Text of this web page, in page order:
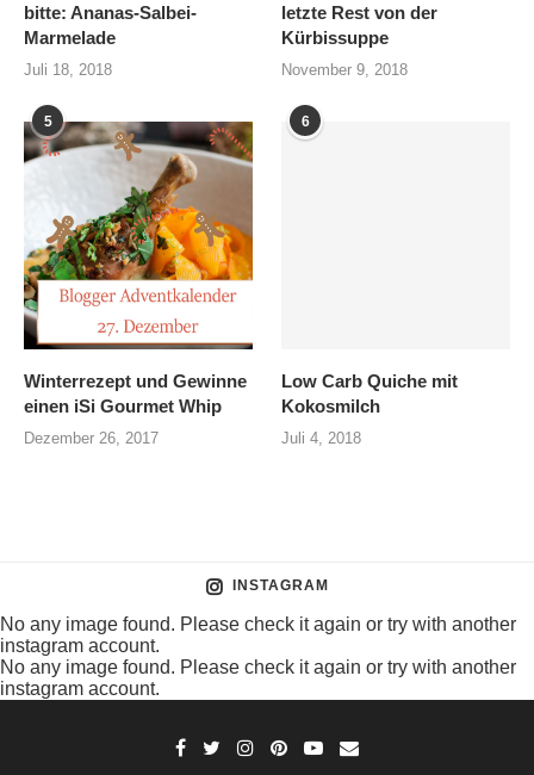
bitte: Ananas-Salbei-
Marmelade
Juli 18, 2018
letzte Rest von der
Kürbissuppe
November 9, 2018
5
Winterrezept und Gewinne
einen iSi Gourmet Whip
Dezember 26, 2017
6
Low Carb Quiche mit
Kokosmilch
Juli 4, 2018
INSTAGRAM
No any image found. Please check it again or try with another
instagram account.
No any image found. Please check it again or try with another
instagram account.